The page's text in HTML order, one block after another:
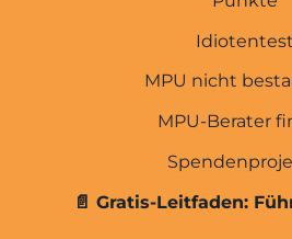
Idiotentest
MPU nicht
MPU-Berater
📄 Gratis-Leitfaden:
Übersicht